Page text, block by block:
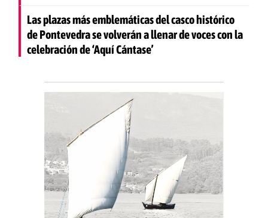
Las plazas más emblemáticas del casco histórico
de Pontevedra se volverán a llenar de voces con la
celebración de ‘Aquí Cántase’